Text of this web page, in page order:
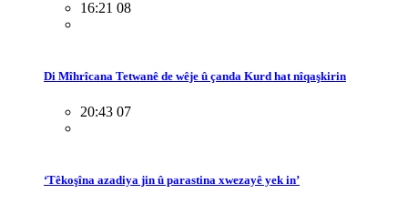
16:21 08
Di Mîhrîcana Tetwanê de wêje û çanda Kurd hat nîqaşkirin
20:43 07
‘Têkoşîna azadiya jin û parastina xwezayê yek in’